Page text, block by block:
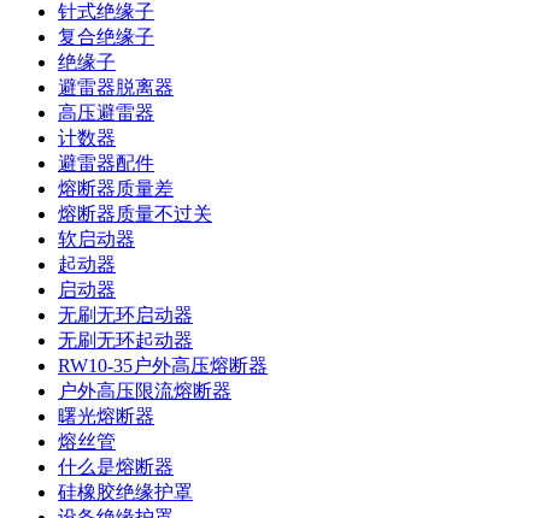
针式绝缘子
复合绝缘子
绝缘子
避雷器脱离器
高压避雷器
计数器
避雷器配件
熔断器质量差
熔断器质量不过关
软启动器
起动器
启动器
无刷无环启动器
无刷无环起动器
RW10-35户外高压熔断器
户外高压限流熔断器
曙光熔断器
熔丝管
什么是熔断器
硅橡胶绝缘护罩